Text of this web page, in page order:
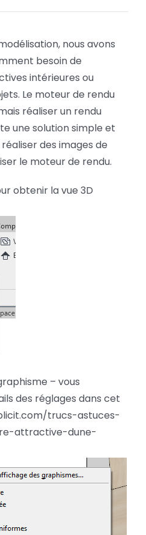
nous avons
besoin de
intérieures ou
Le moteur de rendu
réaliser un rendu
une solution simple et
des images de
le moteur de rendu.
obtenir la vue 3D
– vous
des réglages dans cet
trucs-astuces-
attractive-dune-